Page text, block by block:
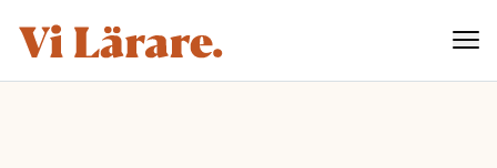
Hoppa till innehåll
ViLärare